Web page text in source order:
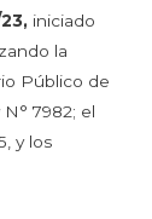
iniciado
la
Público de
7982; el
y los